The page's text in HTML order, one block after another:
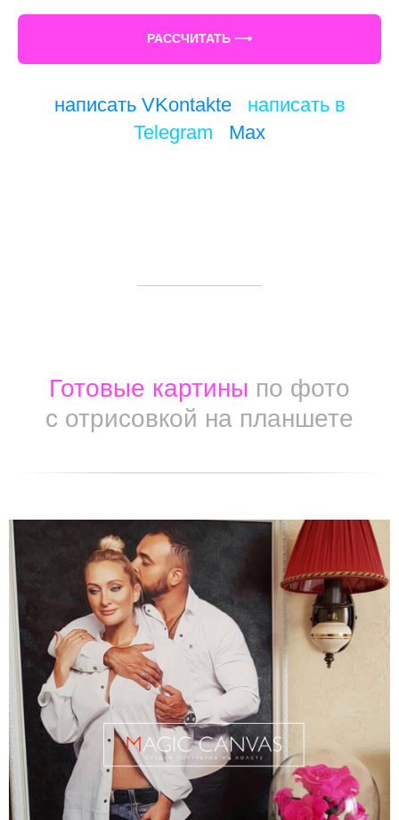
РАССЧИТАТЬ ⟶
написать VKontakte/ написать в
Telegram
Max
Готовые картины по фото
с отрисовкой на планшете